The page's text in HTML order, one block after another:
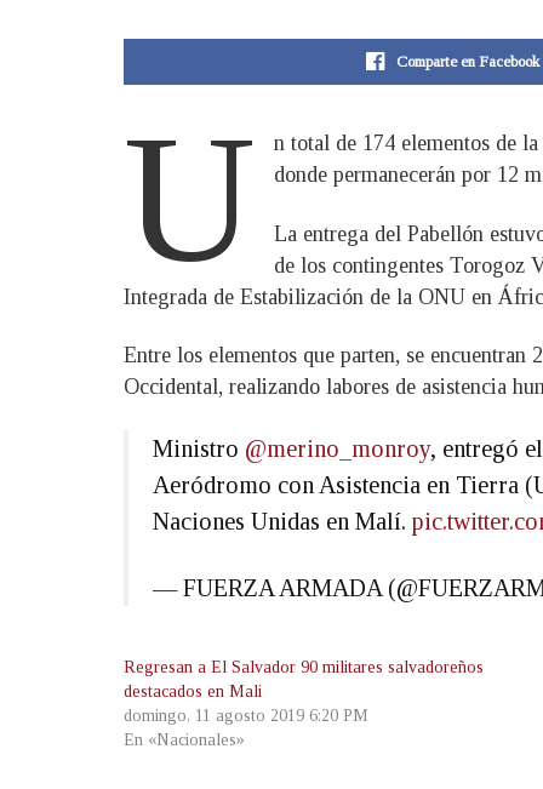
Comparte en Facebook
U
n total de 174 elementos de
donde permanecerán por 12
La entrega del Pabellón
de los contingentes Torogoz
Integrada de Estabilización de la ONU en
Entre los elementos que parten, se
Occidental, realizando labores de asistencia
Ministro @merino_monroy, entregó
Aeródromo con Asistencia en Tierra
Naciones Unidas en Malí.
— FUERZA ARMADA
Regresan a El Salvador 90 militares salvadoreños
destacados en Mali
domingo, 11 agosto 2019 6:20 PM
En «Nacionales»